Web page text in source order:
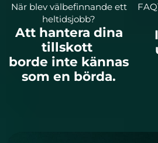
När blev välbefinnande ett
heltidsjobb?
Att hantera dina
tillskott
borde inte kännas
som en börda.